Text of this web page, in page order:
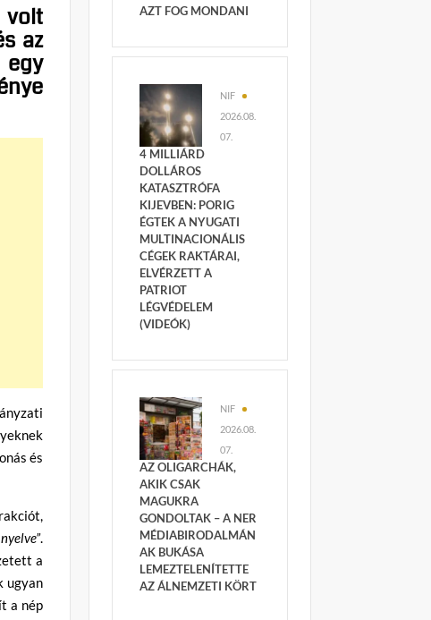
volt
az
és
.
a
ugyan
a nép
AZT FOG MONDANI
NIF
2026.08.
07.
4 MILLIÁRD
DOLLÁROS
KATASZTRÓFA
KIJEVBEN: PORIG
ÉGTEK A NYUGATI
MULTINACIONÁLIS
CÉGEK RAKTÁRAI,
ELVÉRZETT A
PATRIOT
LÉGVÉDELEM
(VIDEÓK)
NIF
2026.08.
07.
AZ OLIGARCHÁK,
AKIK CSAK
MAGUKRA
GONDOLTAK – A NER
MÉDIABIRODALMÁN
AK BUKÁSA
LEMEZTELENÍTETTE
AZ ÁLNEMZETI KÖRT